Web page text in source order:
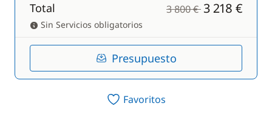
Total 3 800 € 3 218 €
Sin Servicios obligatorios
Presupuesto
Favoritos